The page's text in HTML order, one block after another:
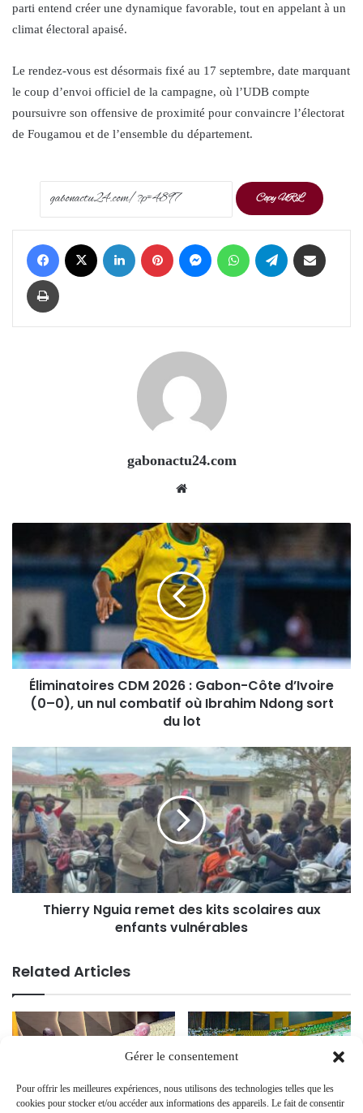
Gérer le consentement
Pour offrir les meilleures expériences, nous utilisons des technologies telles que les
cookies pour stocker et/ou accéder aux informations des appareils. Le fait de consentir
parti entend créer une dynamique favorable, tout en appelant à un
climat électoral apaisé.
Le rendez-vous est désormais fixé au 17 septembre, date marquant
le coup d’envoi officiel de la campagne, où l’UDB compte
poursuivre son offensive de proximité pour convaincre l’électorat
de Fougamou et de l’ensemble du département.
Copy URL
Facebook LinkedIn Pinterest Messenger WhatsApp Telegram
Print
gabonactu24.com
Éliminatoires CDM 2026 : Gabon-Côte d’Ivoire
(0–0), un nul combatif où Ibrahim Ndong sort
du lot
Thierry Nguia remet des kits scolaires aux
enfants vulnérables
Related Articles